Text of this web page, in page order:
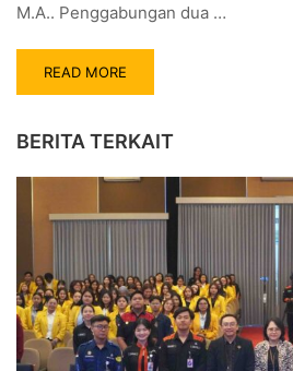
M.A.. Penggabungan dua …
READ MORE
BERITA TERKAIT